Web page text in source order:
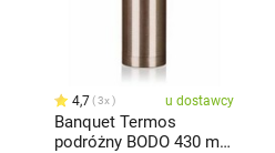
4,7 3x u dostawcy
Banquet Termos
podróżny BODO 430 ml,